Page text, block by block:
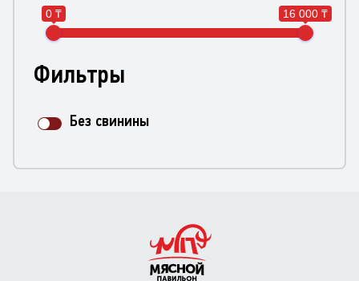
0 ₸ 16 000 ₸
Фильтры
Без свинины